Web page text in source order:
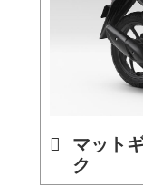
マット
ク